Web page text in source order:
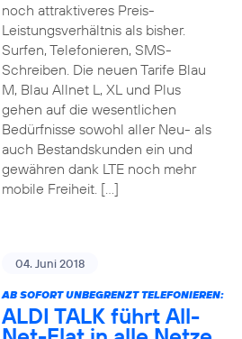
noch attraktiveres Preis-
Leistungsverhältnis als bisher.
Surfen, Telefonieren, SMS-
Schreiben. Die neuen Tarife Blau
M, Blau Allnet L, XL und Plus
gehen auf die wesentlichen
Bedürfnisse sowohl aller Neu- als
auch Bestandskunden ein und
gewähren dank LTE noch mehr
mobile Freiheit. […]
04. Juni 2018
AB SOFORT UNBEGRENZT TELEFONIEREN:
ALDI TALK führt All-